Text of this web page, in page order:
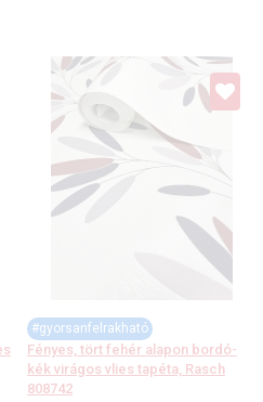
#gyorsanfelrakható
Fényes, tört fehér alapon bordó-
kék virágos vlies tapéta, Rasch
808742